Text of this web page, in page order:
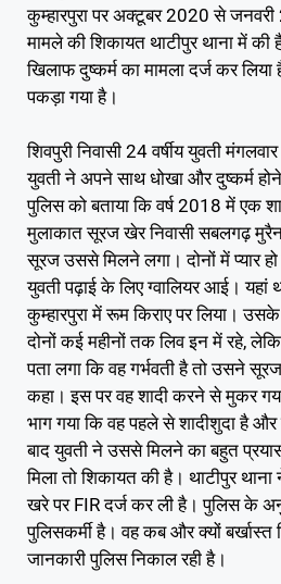
कुम्हारपुरा पर अक्टूबर 2020 से
मामले की शिकायत थाटीपुर थाना में
खिलाफ दुष्कर्म का मामला दर्ज कर
पकड़ा गया है।
शिवपुरी निवासी 24 वर्षीय युवती
युवती ने अपने साथ धोखा और दुष्कर्म
पुलिस को बताया कि वर्ष 2018 में एक
मुलाकात सूरज खेर निवासी सबलगढ़
सूरज उससे मिलने लगा। दोनों में प्यार
युवती पढ़ाई के लिए ग्वालियर आई। यहां
कुम्हारपुरा में रूम किराए पर लिया।
दोनों कई महीनों तक लिव इन में रहे,
पता लगा कि वह गर्भवती है तो उसने
कहा। इस पर वह शादी करने से मुकर
भाग गया कि वह पहले से शादीशुदा है
बाद युवती ने उससे मिलने का बहुत
मिला तो शिकायत की है। थाटीपुर
खरे पर FIR दर्ज कर ली है। पुलिस के
पुलिसकर्मी है। वह कब और क्यों बर्खास्त
जानकारी पुलिस निकाल रही है।